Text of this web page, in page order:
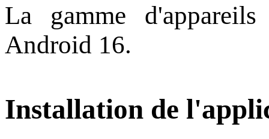
La gamme
Android 16.
Installation de